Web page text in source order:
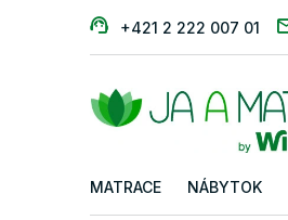
+421 2 222 007 01
MATRACE NÁBYTOK